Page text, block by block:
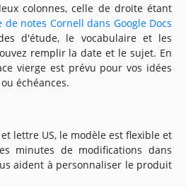
colonnes, celle de droite étant
de notes Cornell dans Google Docs
d'étude, le vocabulaire et les
remplir la date et le sujet. En
vierge est prévu pour vos idées
échéances.
lettre US, le modèle est flexible et
minutes de modifications dans
aident à personnaliser le produit